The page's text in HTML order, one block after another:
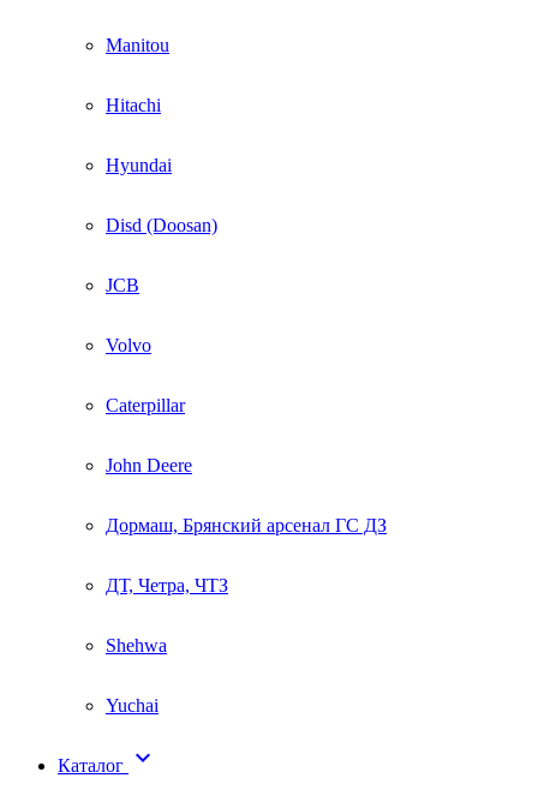
Manitou
Hitachi
Hyundai
Disd (Doosan)
JCB
Volvo
Caterpillar
John Deere
Дормаш, Брянский арсенал ГС ДЗ
ДТ, Четра, ЧТЗ
Shehwa
Yuchai
Каталог 